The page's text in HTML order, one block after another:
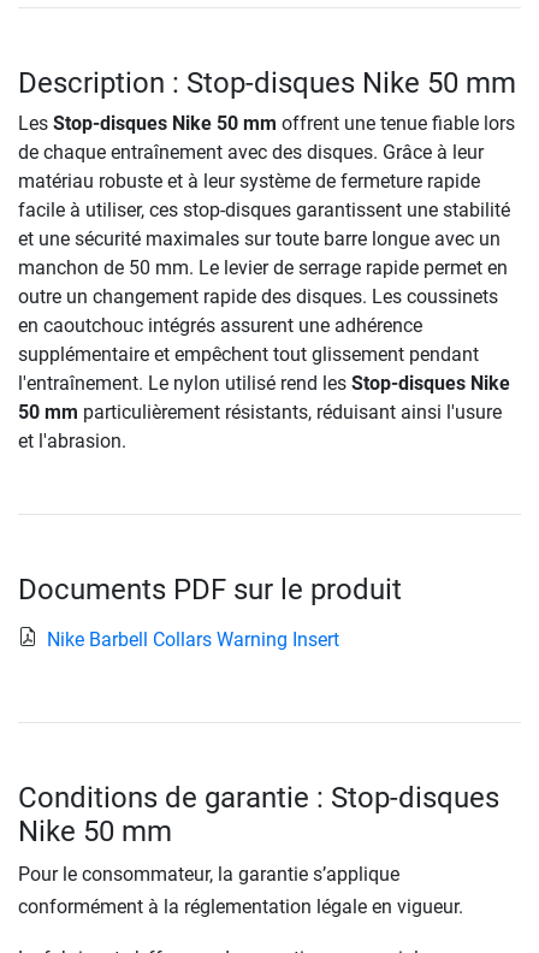
Description : Stop-disques Nike 50 mm
Les Stop-disques Nike 50 mm offrent une tenue fiable lors
de chaque entraînement avec des disques. Grâce à leur
matériau robuste et à leur système de fermeture rapide
facile à utiliser, ces stop-disques garantissent une stabilité
et une sécurité maximales sur toute barre longue avec un
manchon de 50 mm. Le levier de serrage rapide permet en
outre un changement rapide des disques. Les coussinets
en caoutchouc intégrés assurent une adhérence
supplémentaire et empêchent tout glissement pendant
l'entraînement. Le nylon utilisé rend les Stop-disques Nike
50 mm particulièrement résistants, réduisant ainsi l'usure
et l'abrasion.
Documents PDF sur le produit
Nike Barbell Collars Warning Insert
Conditions de garantie : Stop-disques
Nike 50 mm
Pour le consommateur, la garantie s’applique
conformément à la réglementation légale en vigueur.